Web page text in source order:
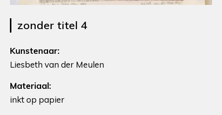
zonder titel 4
Kunstenaar:
Liesbeth van der Meulen
Materiaal:
inkt op papier